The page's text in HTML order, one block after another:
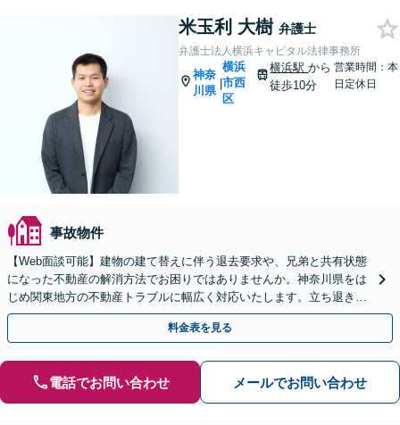
米玉利 大樹 弁護士
弁護士法人横浜キャピタル法律事務所
神奈
川県
|
横浜
市西
区
横浜駅から
徒歩10分
営業時間：本
日定休日
事故物件
【Web面談可能】建物の建て替えに伴う退去要求や、兄弟と共有状態
になった不動産の解消方法でお困りではありませんか。神奈川県をは
じめ関東地方の不動産トラブルに幅広く対応いたします。立ち退きの
ご相談に注力！ぜひ1度ご相談ください。
料金表を見る
電話でお問い合わせ メールでお問い合わせ